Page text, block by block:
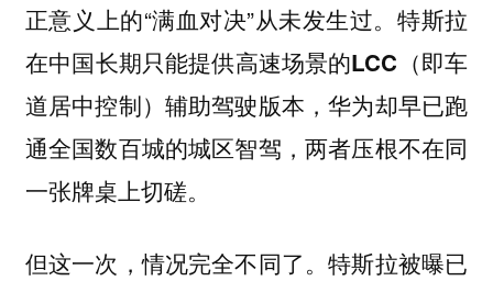
正意义上的“满血对决”从未发生过。 特斯拉
在中国长期只能提供高速场景的LCC（即车
道居中控制）辅助驾驶版本，华为却早已跑
通全国数百城的城区智驾，两者压根不在同
一张牌桌上切磋。
但这一次，情况完全不同了。特斯拉被曝已